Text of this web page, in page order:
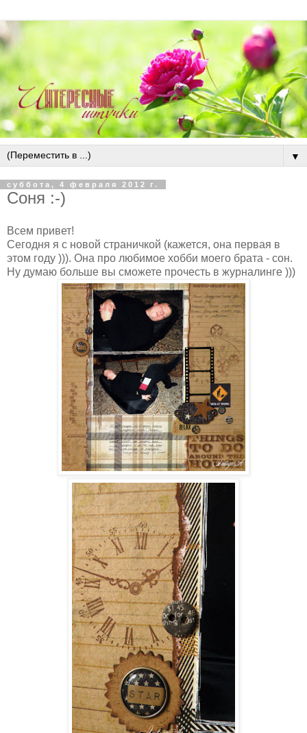
▼
суббота, 4 февраля 2012 г.
Соня :-)
Всем привет!
Сегодня я с новой страничкой (кажется, она первая в
этом году ))). Она про любимое хобби моего брата - сон.
Ну думаю больше вы сможете прочесть в журналинге )))